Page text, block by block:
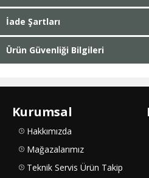
İade Şartları
Ürün Güvenliği Bilgileri
Kurumsal
Hakkımızda
Mağazalarımız
Teknik Servis Ürün Takip